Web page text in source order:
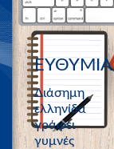
ΕΥΘΥΜΙΑ
Διάσημη
ελληνίδα
γράφει
γυμνές